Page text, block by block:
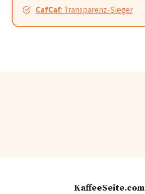
CafCaf: Transparenz-Sieger
KaffeeSeite.com